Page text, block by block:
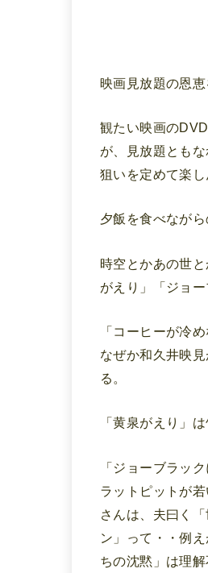
映画見放題の恩
観たい映画の
が、見放題とも
狙いを定めて楽し
夕飯を食べなが
時空とかあの世
がえり」「ジョー
「コーヒーが冷
なぜか和久井映
る。
「黄泉がえり」
「ジョーブラッ
ラットピットが
さんは、夫曰く
ン」って・・例
ちの沈黙」は理